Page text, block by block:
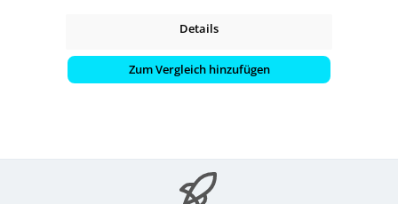
Details
Zum Vergleich hinzufügen